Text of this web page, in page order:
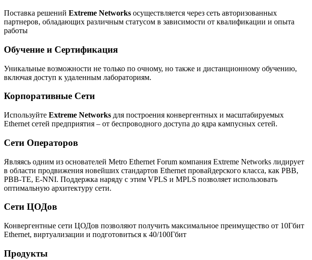
Поставка решений Extreme Networks осуществляется через сеть авторизованных
партнеров, обладающих различным статусом в зависимости от квалификации и опыта
работы
Обучение и Сертификация
Уникальные возможности не только по очному, но также и дистанционному обучению,
включая доступ к удаленным лабораториям.
Корпоративные Сети
Используйте Extreme Networks для построения конвергентных и масштабируемых
Ethernet сетей предприятия – от беспроводного доступа до ядра кампусных сетей.
Сети Операторов
Являясь одним из основателей Metro Ethernet Forum компания Extreme Networks лидирует
в области продвижения новейших стандартов Ethernet провайдерского класса, как PBB,
PBB-TE, E-NNI. Поддержка наряду с этим VPLS и MPLS позволяет использовать
оптимальную архитектуру сети.
Сети ЦОДов
Конвергентные сети ЦОДов позволяют получить максимальное преимущество от 10Гбит
Ethernet, виртуализации и подготовиться к 40/100Гбит
Продукты